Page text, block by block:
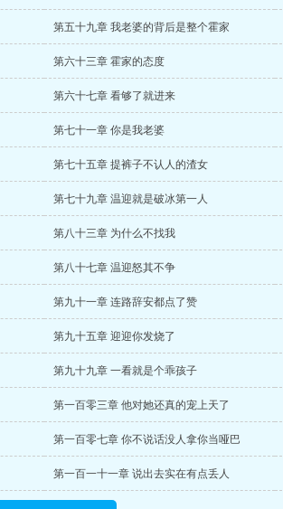
第五十九章 我老婆的背后是整个霍家
第六十三章 霍家的态度
第六十七章 看够了就进来
第七十一章 你是我老婆
第七十五章 提裤子不认人的渣女
第七十九章 温迎就是破冰第一人
第八十三章 为什么不找我
第八十七章 温迎怒其不争
第九十一章 连路辞安都点了赞
第九十五章 迎迎你发烧了
第九十九章 一看就是个乖孩子
第一百零三章 他对她还真的宠上天了
第一百零七章 你不说话没人拿你当哑巴
第一百一十一章 说出去实在有点丢人